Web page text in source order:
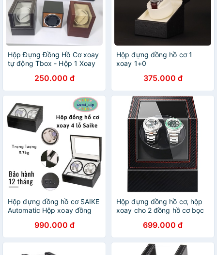
Hộp Đựng Đồng Hồ Cơ xoay
tự động Tbox - Hộp 1 Xoay
250.000 đ
Hộp đựng đồng hồ cơ 1
xoay 1+0
375.000 đ
Hộp đựng đồng hồ cơ SAIKE
Automatic Hộp xoay đồng
990.000 đ
Hộp đựng đồng hồ cơ, hộp
xoay cho 2 đồng hồ cơ bọc
699.000 đ